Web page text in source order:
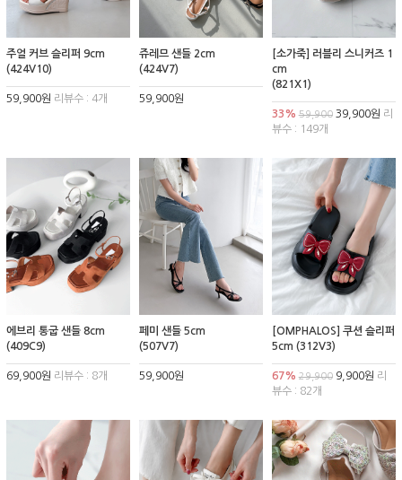
주얼 커브 슬리퍼 9cm
(424V10)
59,900원 리뷰수 : 4개
쥬레므 샌들 2cm
(424V7)
59,900원
[소가죽] 러블리 스니커즈 1
cm
(821X1)
33% 59,90039,900원 리
뷰수 : 149개
에브리 통굽 샌들 8cm
(409C9)
69,900원 리뷰수 : 8개
페미 샌들 5cm
(507V7)
59,900원
[OMPHALOS] 쿠션 슬리퍼
5cm (312V3)
67% 29,9009,900원 리
뷰수 : 82개